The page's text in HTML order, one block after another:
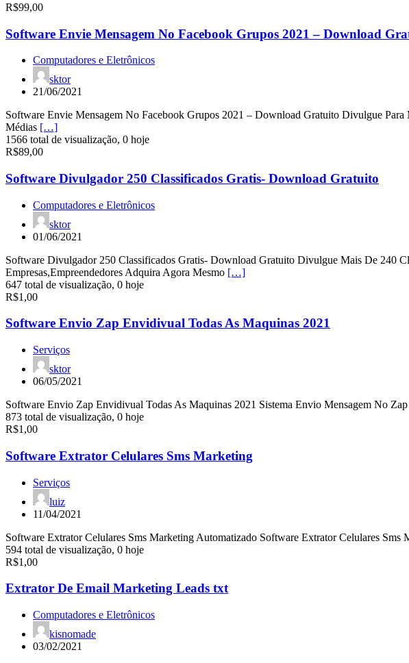
R$99,00
Software Envie Mensagem No Facebook Grupos 2021 – Download
Computadores e Eletrônicos
sktor
21/06/2021
Software Envie Mensagem No Facebook Grupos 2021 – Download Gratuito Divulgue Para
Médias […]
1566 total de visualização, 0 hoje
R$89,00
Software Divulgador 250 Classificados Gratis- Download Gratuito
Computadores e Eletrônicos
sktor
01/06/2021
Software Divulgador 250 Classificados Gratis- Download Gratuito Divulgue Mais De 240
Empresas,Empreendedores Adquira Agora Mesmo […]
647 total de visualização, 0 hoje
R$1,00
Software Envio Zap Envidivual Todas As Maquinas 2021
Serviços
sktor
06/05/2021
Software Envio Zap Envidivual Todas As Maquinas 2021 Sistema Envio Mensagem No
873 total de visualização, 0 hoje
R$1,00
Software Extrator Celulares Sms Marketing
Serviços
luiz
11/04/2021
Software Extrator Celulares Sms Marketing Automatizado Software Extrator Celulares
594 total de visualização, 0 hoje
R$1,00
Extrator De Email Marketing Leads txt
Computadores e Eletrônicos
kisnomade
03/02/2021